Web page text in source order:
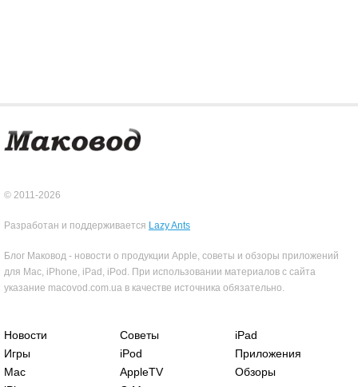
© 2011-2026
Разработан и поддерживается Lazy Ants
Блог Маковод - новости о продукции Apple, советы и обзоры приложений
для Mac, iPhone, iPad, iPod. При использовании материалов с сайта
указание macovod.com.ua в качестве источника обязательно.
Новости Советы
iPad
Игры
iPod
Приложения
Mac
AppleTV
Обзоры